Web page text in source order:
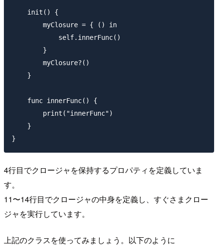
    init() {
        myClosure = { () in
            self.innerFunc()
        }
        myClosure?()
    }
    func innerFunc() {
        print("innerFunc")
    }
4行目でクロージャを保持するプロパティを定義していま
す。
11〜14行目でクロージャの中身を定義し、すぐさまクロー
ジャを実行しています。
上記のクラスを使ってみましょう。以下のように